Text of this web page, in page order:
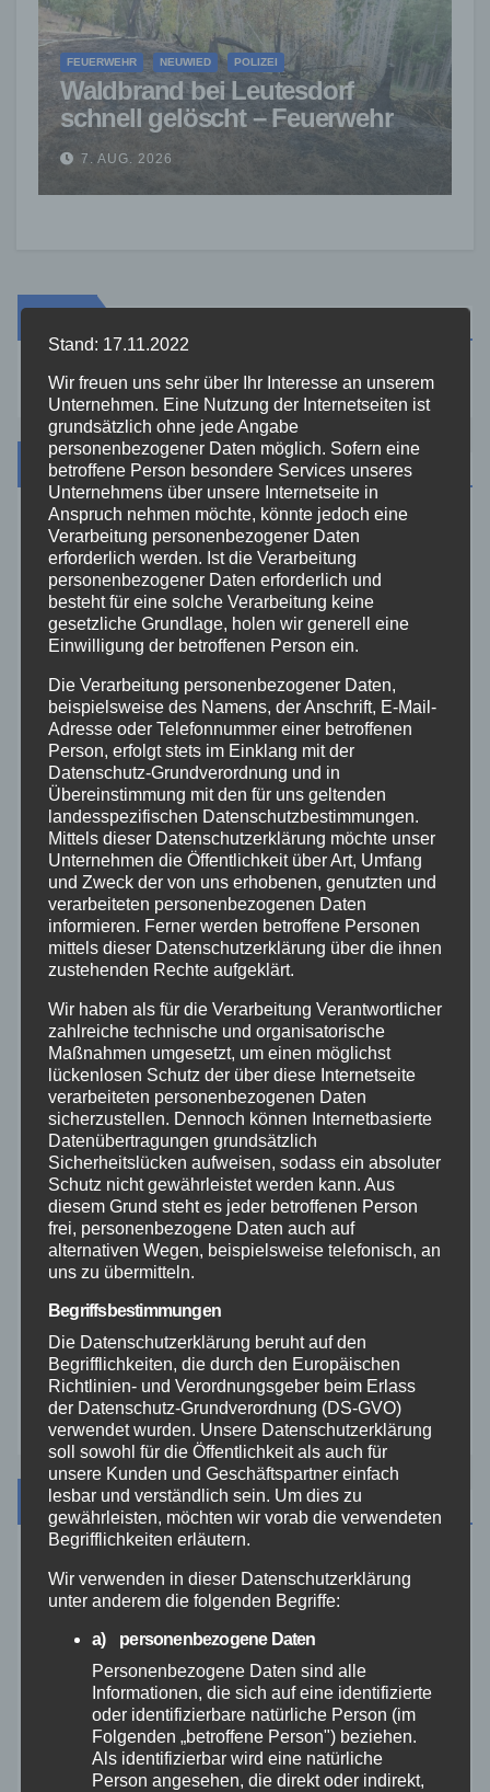
FEUERWEHR NEUWIED POLIZEI
Waldbrand bei Leutesdorf
schnell gelöscht – Feuerwehr
warnt vor erhöhter Brandgefahr
7. AUG. 2026
Kategorien
Aktuelles
Allgemein
Altenkirchen
Bundespolizei
Feuerwehr
Hilfsorganisationen
Mayen-Koblenz
Neuwied
Rettungsdienst
Rhein-Lahn
THW
Veranstaltungen
Westerwald
Zoll
Archiv
August 2026
Juni 2026
Mai 2026
Stand: 17.11.2022
Wir freuen uns sehr über Ihr Interesse an unserem
Unternehmen. Eine Nutzung der Internetseiten ist
grundsätzlich ohne jede Angabe
personenbezogener Daten möglich. Sofern eine
betroffene Person besondere Services unseres
Unternehmens über unsere Internetseite in
Anspruch nehmen möchte, könnte jedoch eine
Verarbeitung personenbezogener Daten
erforderlich werden. Ist die Verarbeitung
personenbezogener Daten erforderlich und
besteht für eine solche Verarbeitung keine
gesetzliche Grundlage, holen wir generell eine
Einwilligung der betroffenen Person ein.
Die Verarbeitung personenbezogener Daten,
beispielsweise des Namens, der Anschrift, E-Mail-
Adresse oder Telefonnummer einer betroffenen
Person, erfolgt stets im Einklang mit der
Datenschutz-Grundverordnung und in
Übereinstimmung mit den für uns geltenden
landesspezifischen Datenschutzbestimmungen.
Mittels dieser Datenschutzerklärung möchte unser
Unternehmen die Öffentlichkeit über Art, Umfang
und Zweck der von uns erhobenen, genutzten und
verarbeiteten personenbezogenen Daten
informieren. Ferner werden betroffene Personen
mittels dieser Datenschutzerklärung über die ihnen
zustehenden Rechte aufgeklärt.
Wir haben als für die Verarbeitung Verantwortlicher
zahlreiche technische und organisatorische
Maßnahmen umgesetzt, um einen möglichst
lückenlosen Schutz der über diese Internetseite
verarbeiteten personenbezogenen Daten
sicherzustellen. Dennoch können Internetbasierte
Datenübertragungen grundsätzlich
Sicherheitslücken aufweisen, sodass ein absoluter
Schutz nicht gewährleistet werden kann. Aus
diesem Grund steht es jeder betroffenen Person
frei, personenbezogene Daten auch auf
alternativen Wegen, beispielsweise telefonisch, an
uns zu übermitteln.
Begriffsbestimmungen
Die Datenschutzerklärung beruht auf den
Begrifflichkeiten, die durch den Europäischen
Richtlinien- und Verordnungsgeber beim Erlass
der Datenschutz-Grundverordnung (DS-GVO)
verwendet wurden. Unsere Datenschutzerklärung
soll sowohl für die Öffentlichkeit als auch für
unsere Kunden und Geschäftspartner einfach
lesbar und verständlich sein. Um dies zu
gewährleisten, möchten wir vorab die verwendeten
Begrifflichkeiten erläutern.
Wir verwenden in dieser Datenschutzerklärung
unter anderem die folgenden Begriffe:
a) personenbezogene Daten
Personenbezogene Daten sind alle
Informationen, die sich auf eine identifizierte
oder identifizierbare natürliche Person (im
Folgenden „betroffene Person") beziehen.
Als identifizierbar wird eine natürliche
Person angesehen, die direkt oder indirekt,